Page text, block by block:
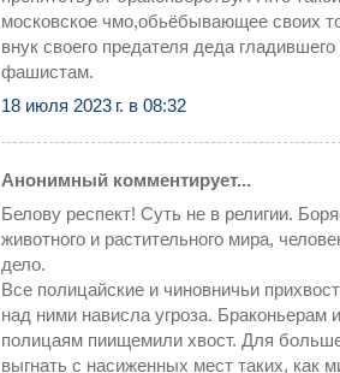
московское чмо,обьёбывающее своих
внук своего предателя деда гладившего
фашистам.
18 июля 2023 г. в 08:32
Анонимный комментирует...
Белову респект! Суть не в религии.
животного и растительного мира,
дело.
Все полицайские и чиновничьи
над ними нависла угроза.
полицаям пиищемили хвост. Для
выгнать с насиженных мест таких, как